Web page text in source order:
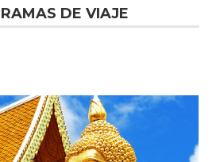
DE VIAJE